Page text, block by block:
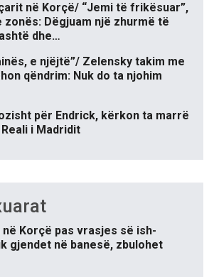
në Korçë/ “Jemi të frikësuar”,
Dëgjuam një zhurmë të
dhe…
e njëjtë”/ Zelensky takim me
qëndrim: Nuk do ta njohim
për Endrick, kërkon ta marrë
i Madridit
në Korçë pas vrasjes së ish-
gjendet në banesë, zbulohet